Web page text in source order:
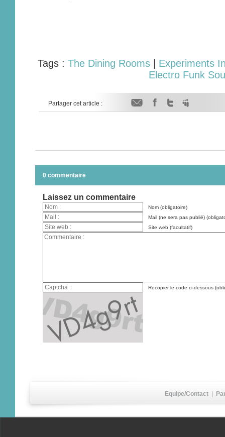
Tags : The Dining Rooms| Experiments
Electro Funk
Partager cet article :
0 commentaire
Laissez un commentaire
Nom (obligatoire)
Mail (ne sera pas publié)
Site web (facultatif)
Recopier le code ci-dessous
Equipe/Contact